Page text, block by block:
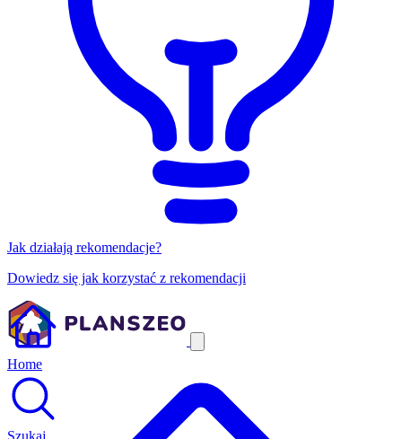
Jak działają rekomendacje?
Dowiedz się jak korzystać z rekomendacji
Home
Szukaj